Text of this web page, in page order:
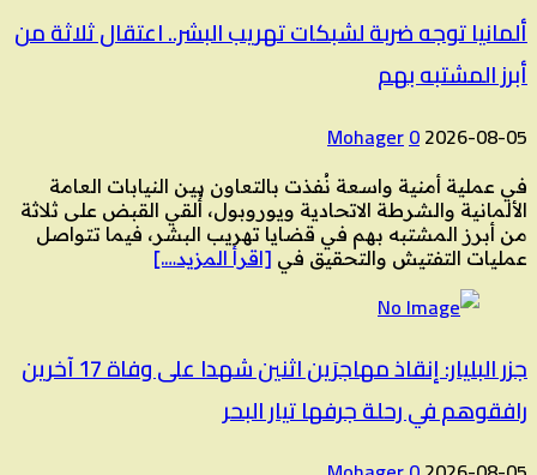
ألمانيا توجه ضربة لشبكات تهريب البشر.. اعتقال ثلاثة من
أبرز المشتبه بهم
2026-08-05
Mohager0
في عملية أمنية واسعة نُفذت بالتعاون بين النيابات العامة
الألمانية والشرطة الاتحادية ويوروبول، أُلقي القبض على ثلاثة
من أبرز المشتبه بهم في قضايا تهريب البشر، فيما تتواصل
عمليات التفتيش والتحقيق في [اقرأ المزيد….]
جزر البليار: إنقاذ مهاجرَين اثنين شهدا على وفاة 17 آخرين
رافقوهم في رحلة جرفها تيار البحر